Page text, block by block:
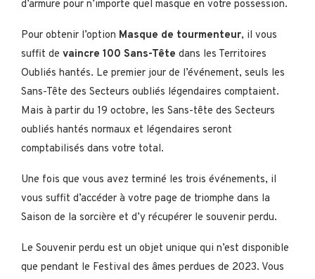
d’armure pour n’importe quel masque en votre possession.
Pour obtenir l’option Masque de tourmenteur, il vous
suffit de vaincre 100 Sans-Tête dans les Territoires
Oubliés hantés. Le premier jour de l’événement, seuls les
Sans-Tête des Secteurs oubliés légendaires comptaient.
Mais à partir du 19 octobre, les Sans-tête des Secteurs
oubliés hantés normaux et légendaires seront
comptabilisés dans votre total.
Une fois que vous avez terminé les trois événements, il
vous suffit d’accéder à votre page de triomphe dans la
Saison de la sorcière et d’y récupérer le souvenir perdu.
Le Souvenir perdu est un objet unique qui n’est disponible
que pendant le Festival des âmes perdues de 2023. Vous